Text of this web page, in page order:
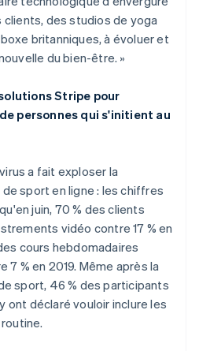
clients, des studios de yoga
britanniques, à évoluer et
du bien-être. »
Stripe pour
personnes qui s'initient au
a fait exploser la
sport en ligne : les chiffres
juin, 70 % des clients
vidéo contre 17 % en
cours hebdomadaires
% en 2019. Même après la
sport, 46 % des participants
ont déclaré vouloir inclure les